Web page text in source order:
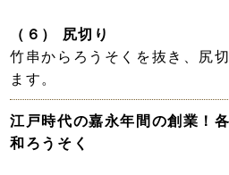
（６） 尻切り
竹串からろうそくを抜き、尻
ます。
江戸時代の嘉永年間の創業！
和ろうそく